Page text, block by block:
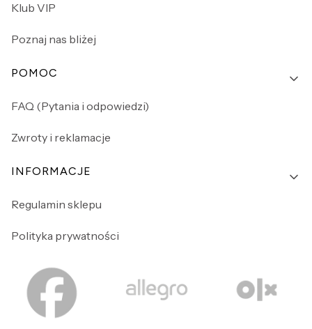
Klub VIP
Poznaj nas bliżej
POMOC
FAQ (Pytania i odpowiedzi)
Zwroty i reklamacje
INFORMACJE
Regulamin sklepu
Polityka prywatności